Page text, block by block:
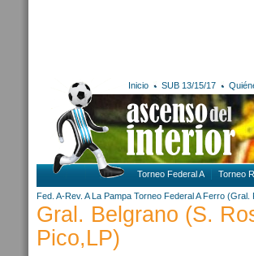
Inicio SUB 13/15/17
Torneo Federal A Torneo
Fed. A-Rev. A La Pampa Torneo Federal A Ferro (Gral.
Gral. Belgrano (S.
Pico,LP)